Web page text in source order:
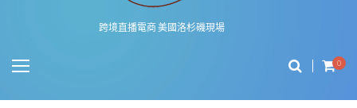
跨境直播電商 美國洛杉磯現場
0